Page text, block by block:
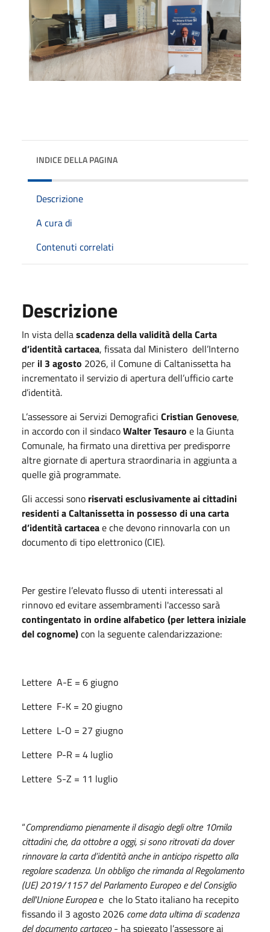
INDICE DELLA PAGINA
Descrizione
A cura di
Contenuti correlati
Descrizione
In vista dellascadenza della validità della Carta
d’identità cartacea, fissata dal Ministero dell’Interno
per il 3 agosto 2026, il Comune di Caltanissetta ha
incrementato il servizio di apertura dell’ufficio carte
d’identità.
L’assessore ai Servizi Demografici Cristian Genovese,
in accordo con il sindacoWalter Tesauro e la Giunta
Comunale, ha firmato una direttiva per predisporre
altre giornate di apertura straordinaria in aggiunta a
quelle già programmate.
Gli accessi sono riservati esclusivamente ai cittadini
residenti a Caltanissetta in possesso di una carta
d’identità cartaceae che devono rinnovarla con un
documento di tipo elettronico (CIE).
Per gestire l’elevato flusso di utenti interessati al
rinnovo ed evitare assembramenti l'accesso sarà
contingentato in ordine alfabetico (per lettera iniziale
del cognome)con la seguente calendarizzazione:
Lettere A-E = 6 giugno
Lettere F-K = 20 giugno
Lettere L-O = 27 giugno
Lettere P-R = 4 luglio
Lettere S-Z = 11 luglio
“Comprendiamo pienamente il disagio degli oltre 10mila
cittadini che, da ottobre a oggi, si sono ritrovati da dover
rinnovare la carta d’identità anche in anticipo rispetto alla
regolare scadenza. Un obbligo che rimanda al Regolamento
(UE) 2019/1157 del Parlamento Europeo e del Consiglio
dell'Unione Europeae che lo Stato italiano ha recepito
fissando il 3 agosto 2026 come data ultima di scadenza
del documento cartaceo- ha spiegato l’assessore ai